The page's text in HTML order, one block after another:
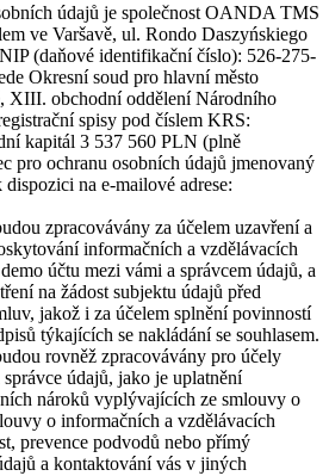
údajů je společnost OANDA TMS
ve Varšavě, ul. Rondo Daszyńskiego
(daňové identifikační číslo): 526-275-
Okresní soud pro hlavní město
XIII. obchodní oddělení Národního
spisy pod číslem KRS:
kapitál 3 537 560 PLN (plně
pro ochranu osobních údajů jmenovaný
na e-mailové adrese:
zpracovávány za účelem uzavření a
informačních a vzdělávacích
účtu mezi vámi a správcem údajů, a
na žádost subjektu údajů před
jakož i za účelem splnění povinností
týkajících se nakládání se souhlasem.
rovněž zpracovávány pro účely
údajů, jako je uplatnění
nároků vyplývajících ze smlouvy o
o informačních a vzdělávacích
prevence podvodů nebo přímý
a kontaktování vás v jiných